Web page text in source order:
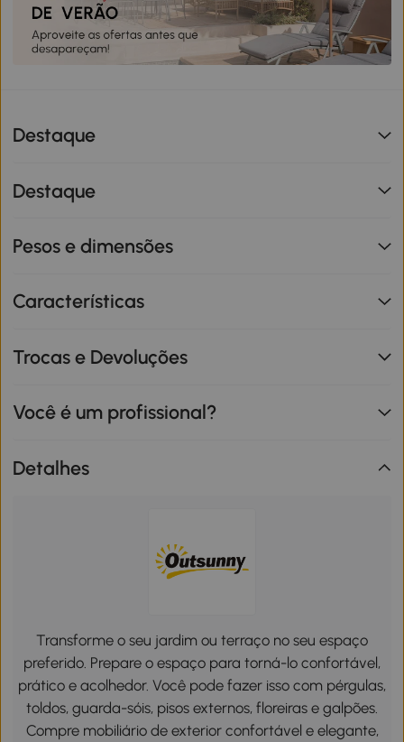
Destaque
Destaque
Pesos e dimensões
Características
Trocas e Devoluções
Você é um profissional?
Detalhes
Transforme o seu jardim ou terraço no seu espaço
preferido. Prepare o espaço para torná-lo confortável,
prático e acolhedor. Você pode fazer isso com pérgulas,
toldos, guarda-sóis, pisos externos, floreiras e galpões.
Compre mobiliário de exterior confortável e elegante,